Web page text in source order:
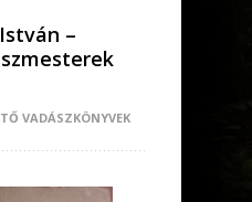
–
VADÁSZKÖNYVEK